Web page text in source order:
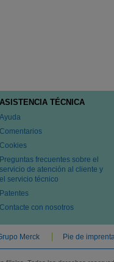
ASISTENCIA TÉCNICA
Ayuda
Comentarios
Cookies
Preguntas frecuentes sobre el
servicio de atención al cliente y
el servicio técnico
Patentes
Contacte con nosotros
Merck Pie de